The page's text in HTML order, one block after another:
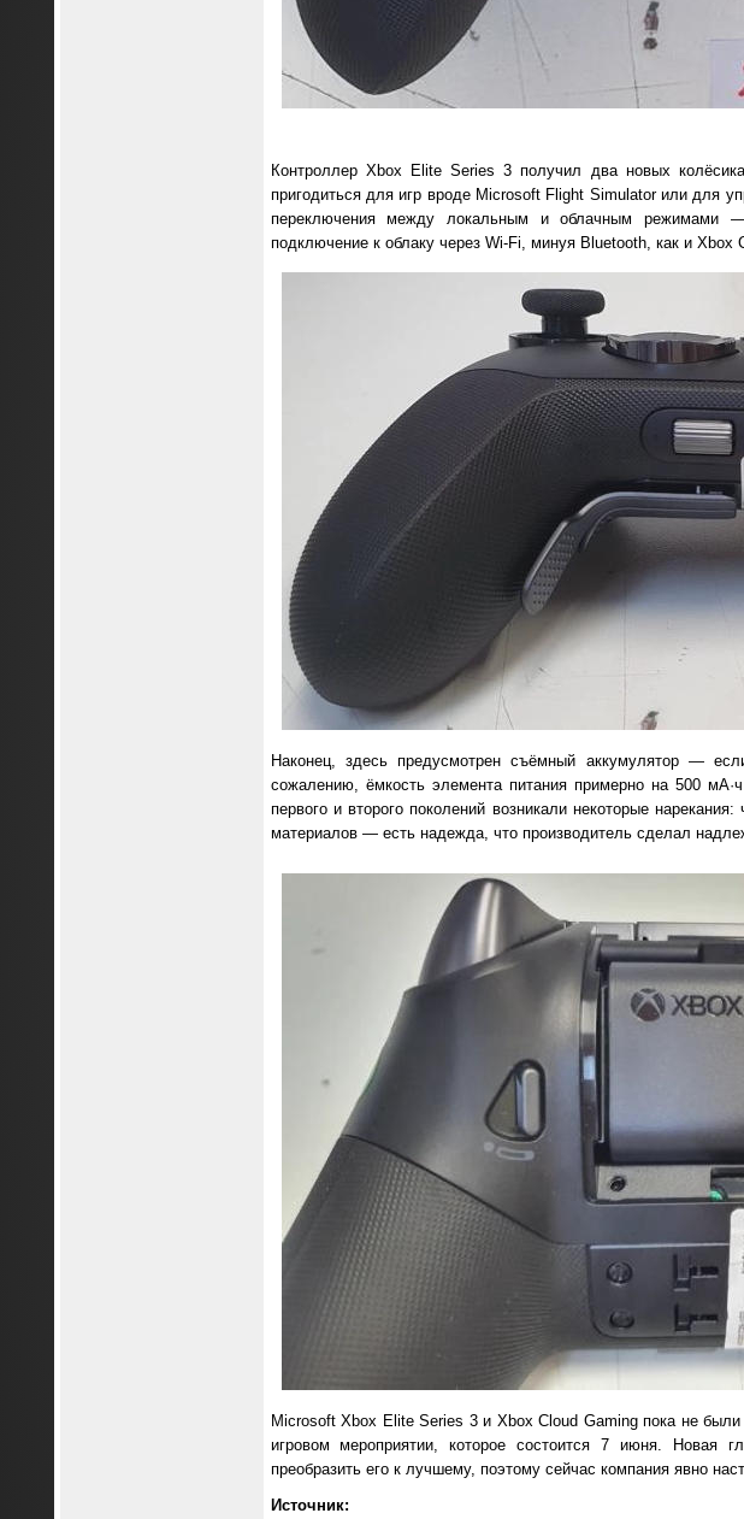
Контроллер Xbox Elite Series 3 получил два новых
пригодиться для игр вроде Microsoft Flight Simulator или для
переключения между локальным и облачным режимами
подключение к облаку через Wi-Fi, минуя Bluetooth, как и Xbox
Наконец, здесь предусмотрен съёмный аккумулятор —
сожалению, ёмкость элемента питания примерно на 500
первого и второго поколений возникали некоторые
материалов — есть надежда, что производитель сделал
Microsoft Xbox Elite Series 3 и Xbox Cloud Gaming пока не
игровом мероприятии, которое состоится 7 июня.
преобразить его к лучшему, поэтому сейчас компания явно
Источник: